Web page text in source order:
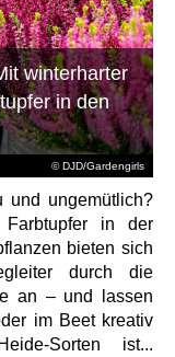
© DJD/Gardengirls
winterharter
in den
und ungemütlich?
Farbtupfer in der
bieten sich
durch die
an – und lassen
im Beet kreativ
Sorten ist...